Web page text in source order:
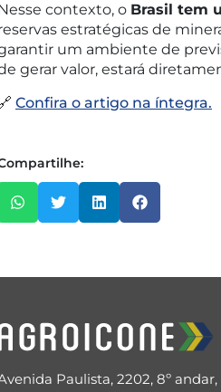
contexto, o Brasil tem
estratégicas de
um ambiente de
gerar valor, estará
Confira o artigo na íntegra.
Paulista, 2202, 8º andar,